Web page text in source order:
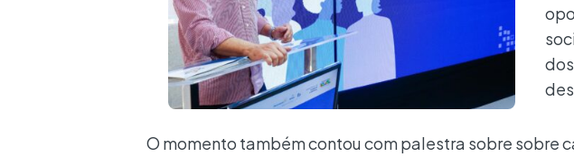
O momento também contou com palestra sobre sobre